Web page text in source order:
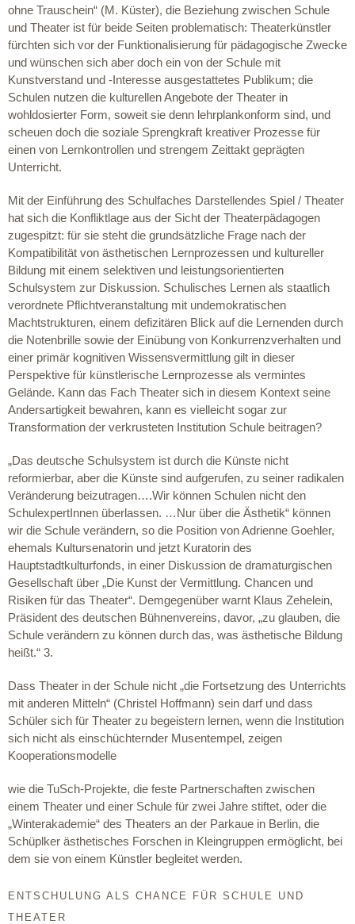
ohne Trauschein“ (M. Küster), die Beziehung zwischen Schule
und Theater ist für beide Seiten problematisch: Theaterkünstler
fürchten sich vor der Funktionalisierung für pädagogische Zwecke
und wünschen sich aber doch ein von der Schule mit
Kunstverstand und -Interesse ausgestattetes Publikum; die
Schulen nutzen die kulturellen Angebote der Theater in
wohldosierter Form, soweit sie denn lehrplankonform sind, und
scheuen doch die soziale Sprengkraft kreativer Prozesse für
einen von Lernkontrollen und strengem Zeittakt geprägten
Unterricht.
Mit der Einführung des Schulfaches Darstellendes Spiel / Theater
hat sich die Konfliktlage aus der Sicht der Theaterpädagogen
zugespitzt: für sie steht die grundsätzliche Frage nach der
Kompatibilität von ästhetischen Lernprozessen und kultureller
Bildung mit einem selektiven und leistungsorientierten
Schulsystem zur Diskussion. Schulisches Lernen als staatlich
verordnete Pflichtveranstaltung mit undemokratischen
Machtstrukturen, einem defizitären Blick auf die Lernenden durch
die Notenbrille sowie der Einübung von Konkurrenzverhalten und
einer primär kognitiven Wissensvermittlung gilt in dieser
Perspektive für künstlerische Lernprozesse als vermintes
Gelände. Kann das Fach Theater sich in diesem Kontext seine
Andersartigkeit bewahren, kann es vielleicht sogar zur
Transformation der verkrusteten Institution Schule beitragen?
„Das deutsche Schulsystem ist durch die Künste nicht
reformierbar, aber die Künste sind aufgerufen, zu seiner radikalen
Veränderung beizutragen….Wir können Schulen nicht den
SchulexpertInnen überlassen. …Nur über die Ästhetik“ können
wir die Schule verändern, so die Position von Adrienne Goehler,
ehemals Kultursenatorin und jetzt Kuratorin des
Hauptstadtkulturfonds, in einer Diskussion de dramaturgischen
Gesellschaft über „Die Kunst der Vermittlung. Chancen und
Risiken für das Theater“. Demgegenüber warnt Klaus Zehelein,
Präsident des deutschen Bühnenvereins, davor, „zu glauben, die
Schule verändern zu können durch das, was ästhetische Bildung
heißt.“ 3.
Dass Theater in der Schule nicht „die Fortsetzung des Unterrichts
mit anderen Mitteln“ (Christel Hoffmann) sein darf und dass
Schüler sich für Theater zu begeistern lernen, wenn die Institution
sich nicht als einschüchternder Musentempel, zeigen
Kooperationsmodelle
wie die TuSch-Projekte, die feste Partnerschaften zwischen
einem Theater und einer Schule für zwei Jahre stiftet, oder die
„Winterakademie“ des Theaters an der Parkaue in Berlin, die
Schüplker ästhetisches Forschen in Kleingruppen ermöglicht, bei
dem sie von einem Künstler begleitet werden.
ENTSCHULUNG ALS CHANCE FÜR SCHULE UND
THEATER